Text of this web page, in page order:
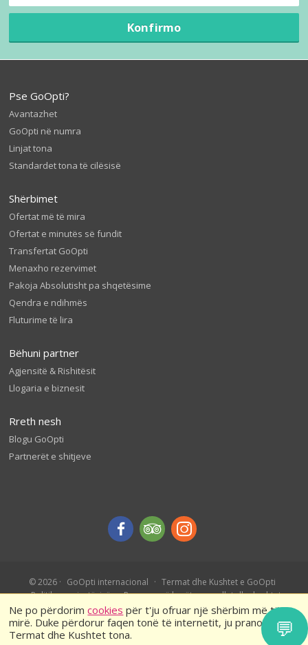
Ne po përdorimcookies për t'ju ofruar një shërbim më të
mirë. Duke përdorur faqen tonë të internetit, ju pranoni
Termat dhe Kushtet tona.
Konfirmo
Pse GoOpti?
Avantazhet
GoOpti në numra
Linjat tona
Standardet tona të cilësisë
Shërbimet
Ofertat më të mira
Ofertat e minutës së fundit
Transfertat GoOpti
Menaxho rezervimet
Pakoja Absolutisht pa shqetësime
Qendra e ndihmës
Fluturime të lira
Bëhuni partner
Agjensitë & Rishitësit
Llogaria e biznesit
Rreth nesh
Blogu GoOpti
Partnerët e shitjeve
© 2026 GoOpti internacional
Termat dhe Kushtet e GoOpti
Politika e privatësisë
Rezervo më herët – rregullat dhe kushtet
💬